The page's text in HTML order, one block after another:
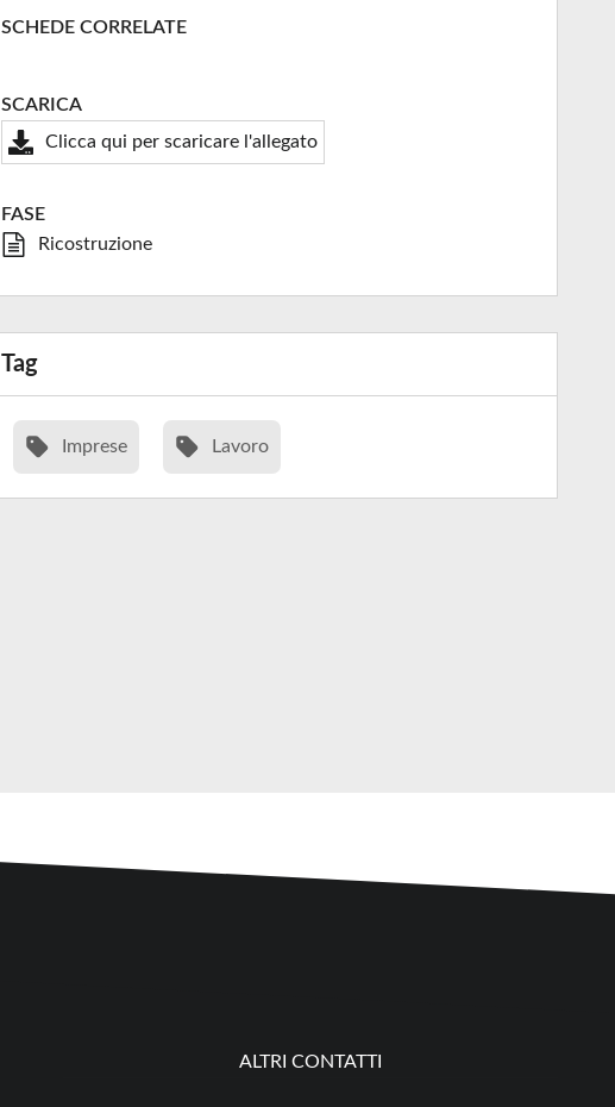
SCHEDE CORRELATE
SCARICA
Clicca qui per scaricare l'allegato
FASE
Ricostruzione
Tag
Imprese Lavoro
ALTRI CONTATTI